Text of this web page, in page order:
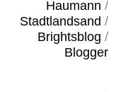
Haumann /
Stadtlandsand /
Brightsblog /
Blogger